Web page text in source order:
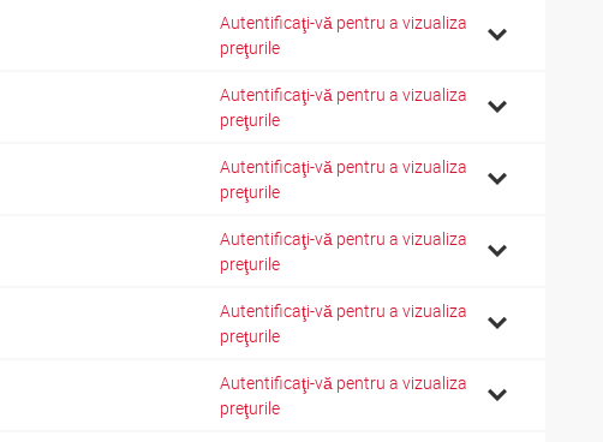
Autentificaţi-vă pentru a vizualiza
preţurile
Autentificaţi-vă pentru a vizualiza
preţurile
Autentificaţi-vă pentru a vizualiza
preţurile
Autentificaţi-vă pentru a vizualiza
preţurile
Autentificaţi-vă pentru a vizualiza
preţurile
Autentificaţi-vă pentru a vizualiza
preţurile